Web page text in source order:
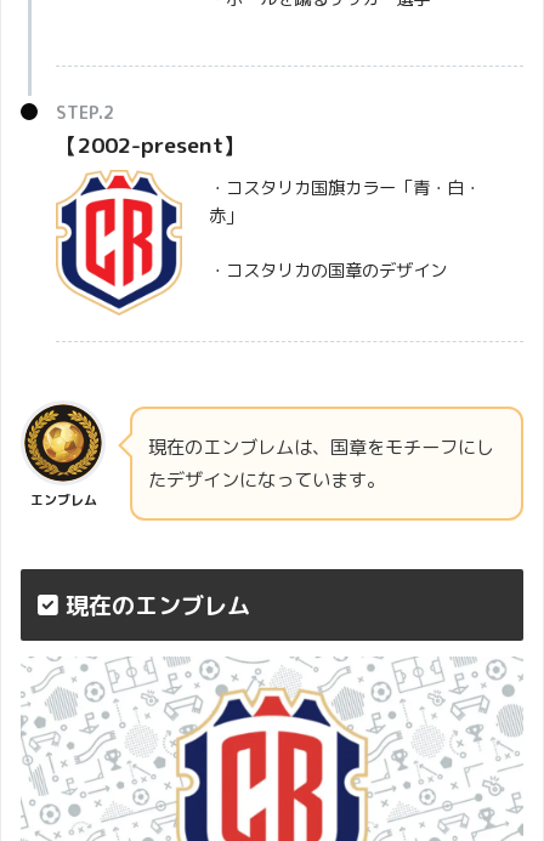
【2002-present】
・コスタリカ国旗カラー「青・白・
赤」
・コスタリカの国章のデザイン
エンブレム
現在のエンブレムは、国章をモチーフにし
たデザインになっています。
現在のエンブレム